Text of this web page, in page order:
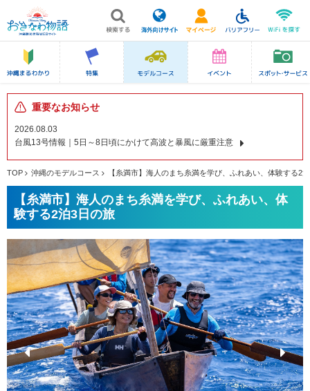
重要なお知らせ
2026.08.03
台風13号情報｜5日～8日頃にかけて高波と暴風に厳重注意
TOP 沖縄のモデルコース 【糸満市】海人のまち糸満を学び、ふれあい、体験する2
【糸満市】海人のまち糸満を学び、ふれあい、体
験する2泊3日の旅